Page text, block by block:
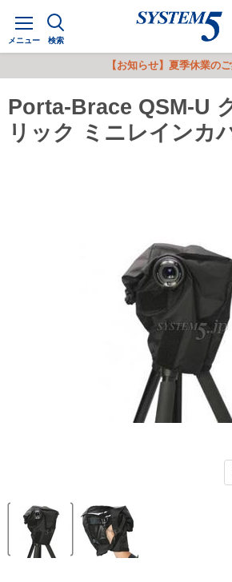
メ
ュ
メニュー 検索
【お知らせ】夏季休業の
Porta-Brace QSM-U
リック ミニレインカ